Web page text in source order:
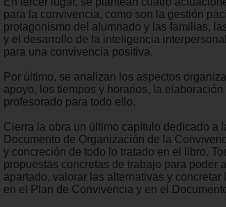
para la convivencia, como son la gestión
protagonismo del alumnado y las familias,
y el desarrollo de la inteligencia
para una convivencia positiva.
Por último, se analizan los aspectos
apoyo, los tiempos y horarios, la
profesorado para todo ello.
Cierra la obra un último capítulo dedicado a
Documento de Organización de la
y concreción de todo lo tratado en el libro.
propuestas concretas de trabajo para poder
apartado, valorar las alternativas y
en el Plan de Convivencia y en el